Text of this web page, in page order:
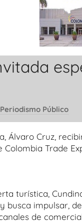
Periodismo Público
Álvaro Cruz,
Trade
turística,
busca impulsar,
de